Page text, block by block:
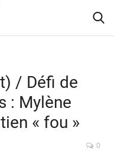
/ Défi de
: Mylène
« fou »
0